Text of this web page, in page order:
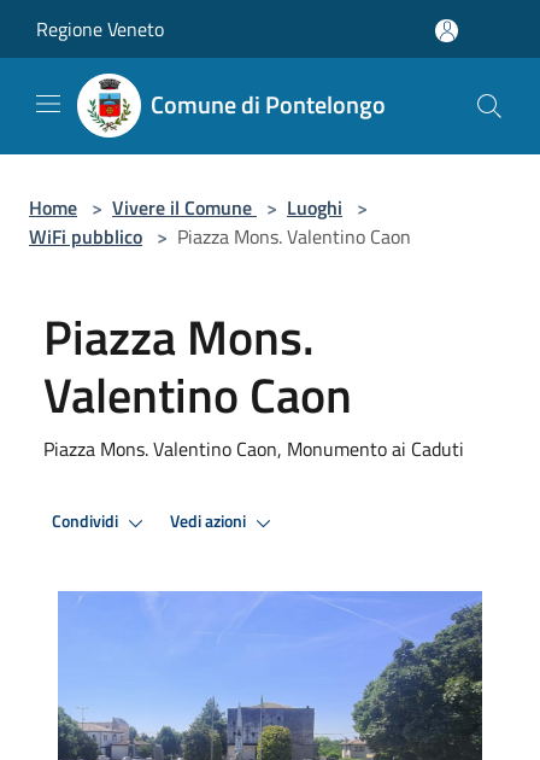
Regione Veneto
Comune di Pontelongo
Home > Vivere il Comune > Luoghi >
WiFi pubblico > Piazza Mons. Valentino Caon
Piazza Mons.
Valentino Caon
Piazza Mons. Valentino Caon, Monumento ai Caduti
Condividi Vedi azioni